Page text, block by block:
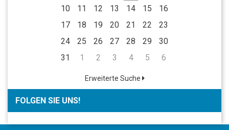
10
11 12 13 14 15
16
17
18 19 20 21 22
23
24
25 26 27 28 29
30
31
1 2 3 4 5 6
Erweiterte Suche
FOLGEN SIE UNS!